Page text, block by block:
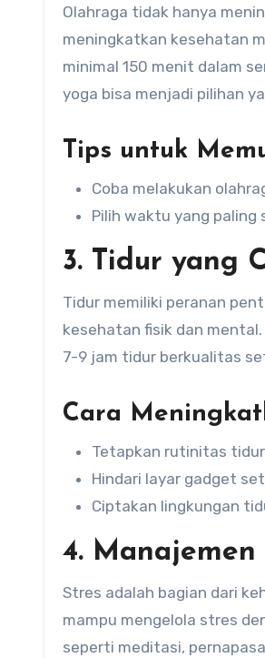
Olahraga tidak hanya
meningkatkan kesehatan
minimal 150 menit dalam
yoga bisa menjadi pilihan
Tips untuk
Coba melakukan
Pilih waktu yang paling
3. Tidur yang
Tidur memiliki peranan
kesehatan fisik dan
7-9 jam tidur berkualitas
Cara
Tetapkan rutinitas
Hindari layar gadget
Ciptakan lingkungan
4.
Stres adalah bagian dari
mampu mengelola stres
seperti meditasi,